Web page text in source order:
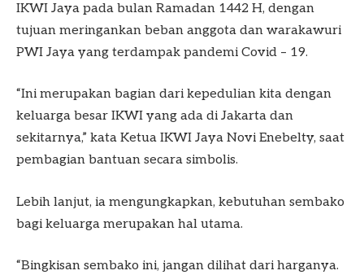
IKWI Jaya pada bulan Ramadan 1442 H, dengan
tujuan meringankan beban anggota dan warakawuri
PWI Jaya yang terdampak pandemi Covid – 19.
“Ini merupakan bagian dari kepedulian kita dengan
keluarga besar IKWI yang ada di Jakarta dan
sekitarnya,” kata Ketua IKWI Jaya Novi Enebelty, saat
pembagian bantuan secara simbolis.
Lebih lanjut, ia mengungkapkan, kebutuhan sembako
bagi keluarga merupakan hal utama.
“Bingkisan sembako ini, jangan dilihat dari harganya.